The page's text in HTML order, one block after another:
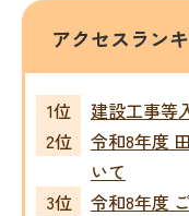
アクセスラン
建設工事等
令和8年度
いて
令和8年度